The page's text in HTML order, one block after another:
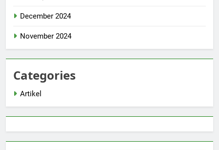
December 2024
November 2024
Categories
Artikel